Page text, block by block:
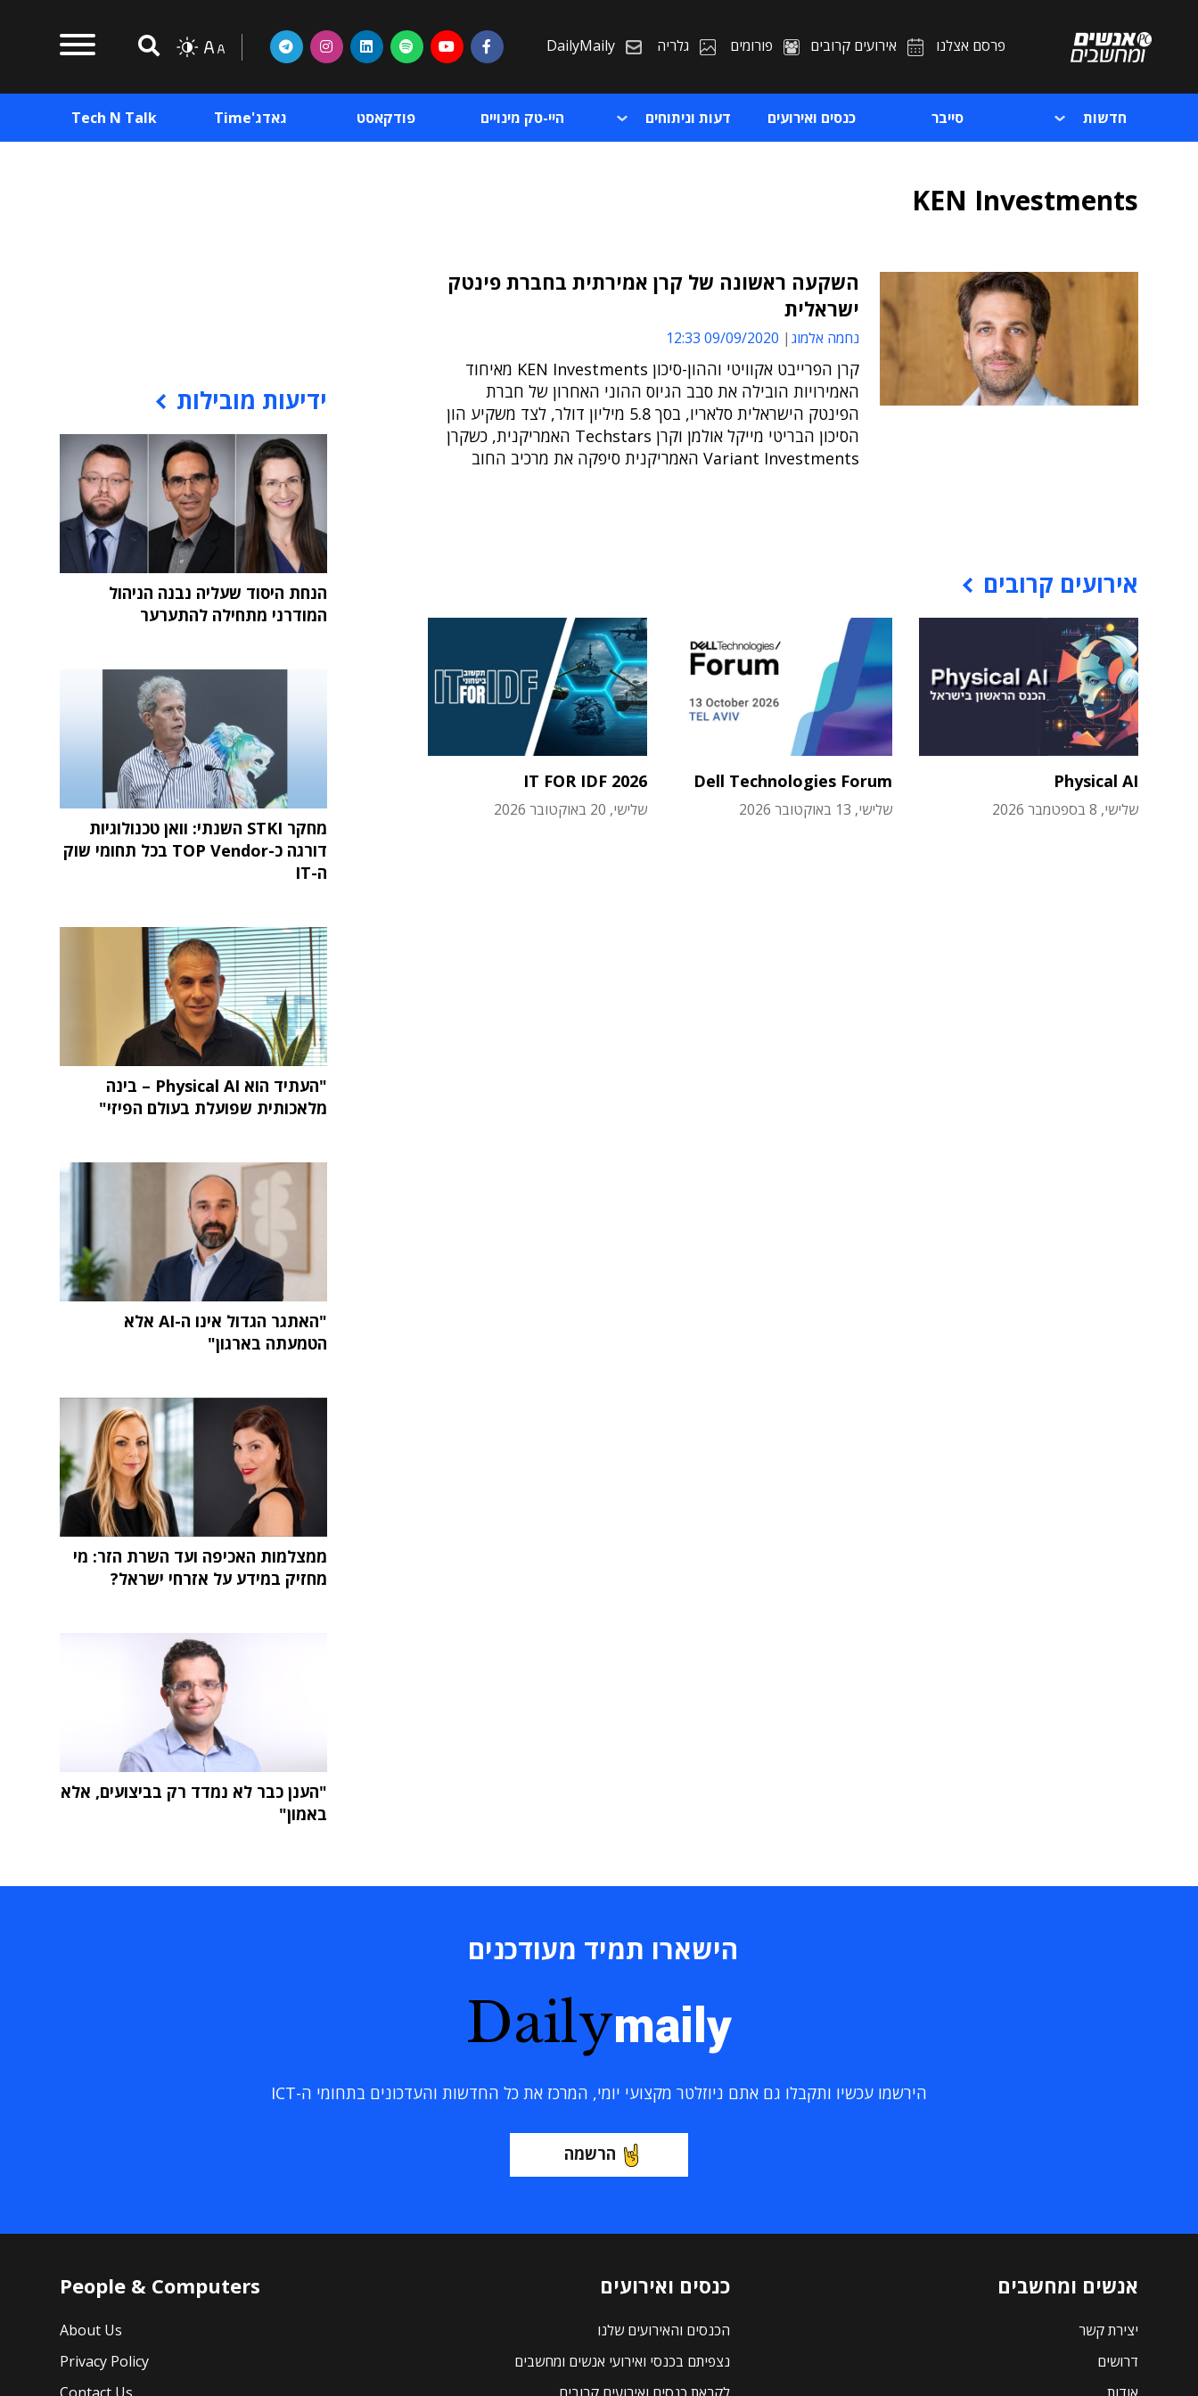
פרסם אצלנו אירועים קרובים פורומים גלריה DailyMaily
חדשות סייבר כנסים ואירועים דעות וניתוחים היי-טק מינויים פודקאסט גאדג'Time Tech N Talk
KEN Investments
השקעה ראשונה של קרן אמירתית בחברת פינטק
ישראלית
נחמה אלמוג 09/09/2020 12:33
קרן הפרייבט אקוויטי וההון-סיכון KEN Investments מאיחוד
האמירויות הובילה את סבב הגיוס ההוני האחרון של חברת
הפינטק הישראלית סלאריו, בסך 5.8 מיליון דולר, לצד משקיע הון
הסיכון הבריטי מייקל אולמן וקרן Techstars האמריקנית, כשקרן
Variant Investments האמריקנית סיפקה את מרכיב החוב
אירועים קרובים
Physical AI
שלישי, 8 בספטמבר 2026
Dell Technologies Forum
שלישי, 13 באוקטובר 2026
IT FOR IDF 2026
שלישי, 20 באוקטובר 2026
ידיעות מובילות
הנחת היסוד שעליה נבנה הניהול
המודרני מתחילה להתערער
מחקר STKI השנתי: וואן טכנולוגיות
דורגה כ-TOP Vendor בכל תחומי שוק
ה-IT
"העתיד הוא Physical AI – בינה
מלאכותית שפועלת בעולם הפיזי"
"האתגר הגדול אינו ה-AI אלא
הטמעתה בארגון"
ממצלמות האכיפה ועד השרת הזר: מי
מחזיק במידע על אזרחי ישראל?
"הענן כבר לא נמדד רק בביצועים, אלא
באמון"
הישארו תמיד מעודכנים
Dailymaily
הירשמו עכשיו ותקבלו גם אתם ניוזלטר מקצועי יומי, המרכז את כל החדשות והעדכונים בתחומי ה-ICT
הרשמה
אנשים ומחשבים
יצירת קשר
דרושים
כנסים ואירועים
הכנסים והאירועים שלנו
נצפיתם בכנסי ואירועי אנשים ומחשבים
People & Computers
About Us
Privacy Policy